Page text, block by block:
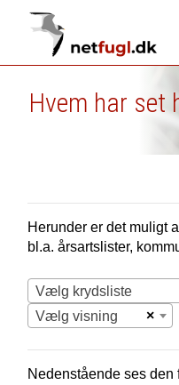
Hvem har set
Herunder er det muligt
bl.a. årsartslister,
Vælg krydsliste
×
Vælg visning
Nedenstående ses